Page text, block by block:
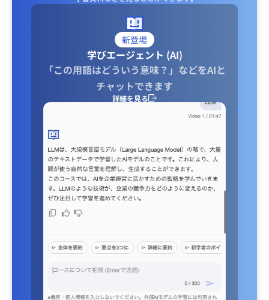
新登場
学びエージェント (AI)
「この用語はどういう意味？」などをAIと
チャットできます
詳細を見る